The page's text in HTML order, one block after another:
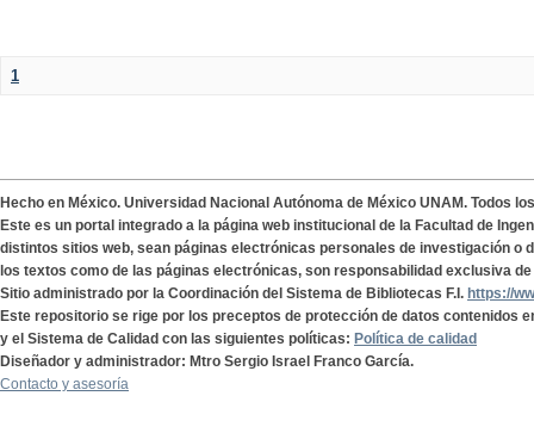
1
Hecho en México. Universidad Nacional Autónoma de México UNAM. Todos
Este es un portal integrado a la página web institucional de la Facultad de
distintos sitios web, sean páginas electrónicas personales de investigación o
los textos como de las páginas electrónicas, son responsabilidad exclusiva
Sitio administrado por la Coordinación del Sistema de Bibliotecas F.I. https://
Este repositorio se rige por los preceptos de protección de datos contenidos
y el Sistema de Calidad con las siguientes políticas: Política de calidad
Diseñador y administrador: Mtro Sergio Israel Franco García.
Contacto y asesoría